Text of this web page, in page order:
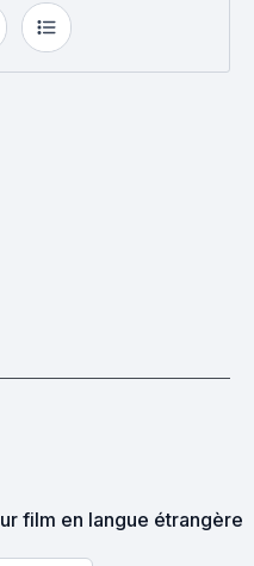
film en langue étrangère